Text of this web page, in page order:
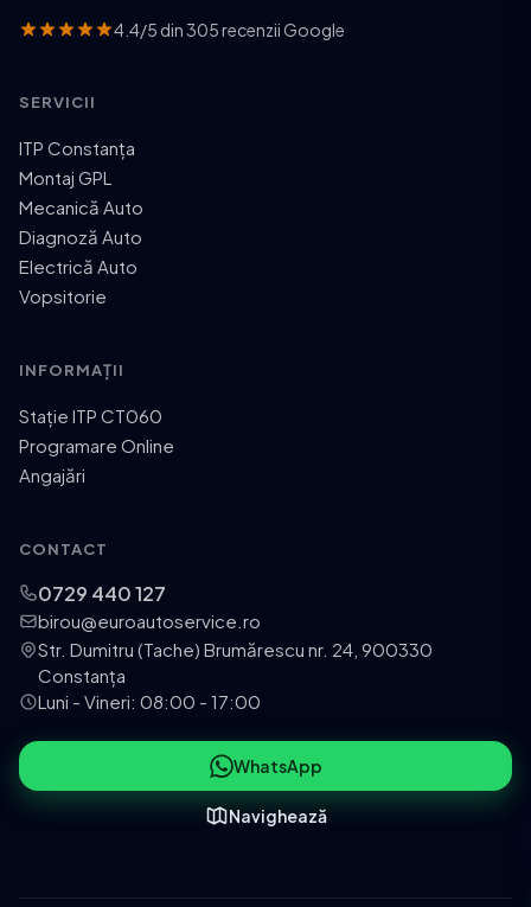
4.4/5 din 305 recenzii Google
SERVICII
ITP Constanța
Montaj GPL
Mecanică Auto
Diagnoză Auto
Electrică Auto
Vopsitorie
INFORMAȚII
Stație ITP CT060
Programare Online
Angajări
CONTACT
0729 440 127
birou@euroautoservice.ro
Str. Dumitru (Tache) Brumărescu nr. 24, 900330
Constanța
Luni - Vineri: 08:00 - 17:00
WhatsApp
Navighează